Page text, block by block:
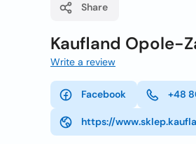
Share
Kaufland Opole-
Write a review
Facebook +48
https://